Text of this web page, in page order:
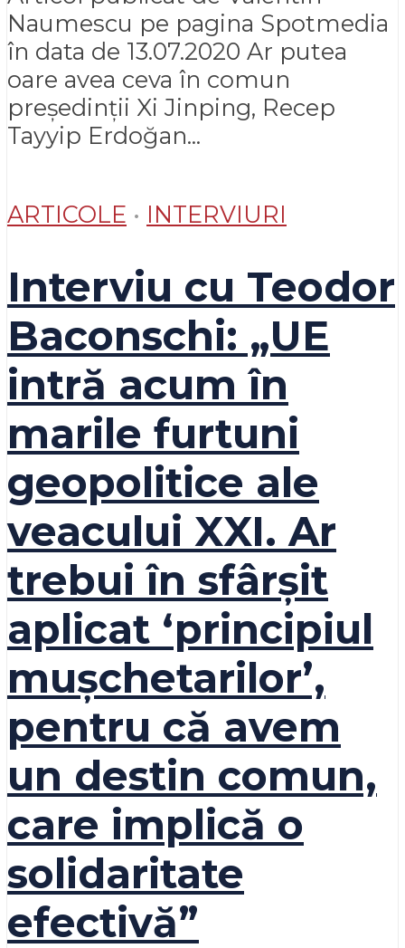
Naumescu pe pagina Spotmedia
în data de 13.07.2020 Ar putea
oare avea ceva în comun
președinții Xi Jinping, Recep
Tayyip Erdoğan...
ARTICOLE • INTERVIURI
Interviu cu Teodor
Baconschi: „UE
intră acum în
marile furtuni
geopolitice ale
veacului XXI. Ar
trebui în sfârșit
aplicat ʻprincipiul
mușchetarilorʼ,
pentru că avem
un destin comun,
care implică o
solidaritate
efectivă”